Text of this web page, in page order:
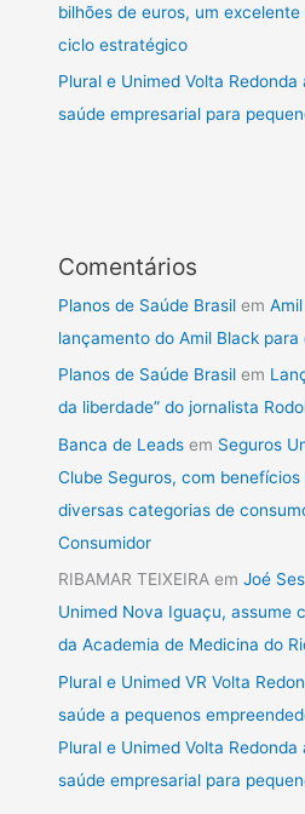
bilhões de euros, um
ciclo estratégico
Plural e Unimed Volta
saúde empresarial para
Comentários
Planos de Saúde Brasil em
lançamento do Amil Black
Planos de Saúde Brasil em
da liberdade” do jornalista
Banca de Leads em Seguros
Clube Seguros, com
diversas categorias de
Consumidor
RIBAMAR TEIXEIRA emJoé
Unimed Nova Iguaçu, assume
da Academia de Medicina do
Plural e Unimed VR Volta
saúde a pequenos
Plural e Unimed Volta
saúde empresarial para